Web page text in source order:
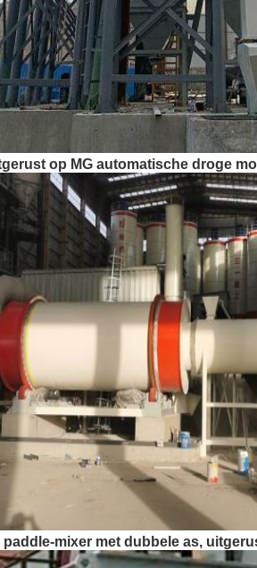
op MG automatische droge
mixer met dubbele as,